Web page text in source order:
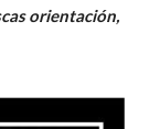
orientación,